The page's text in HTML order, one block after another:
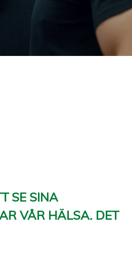
SE SINA
VÅR HÄLSA. DET